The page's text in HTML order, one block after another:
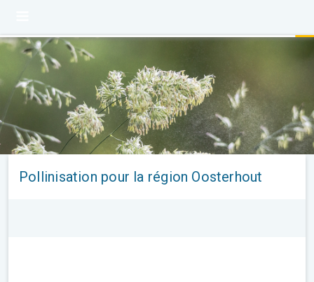
Pollinisation pour la région Oosterhout